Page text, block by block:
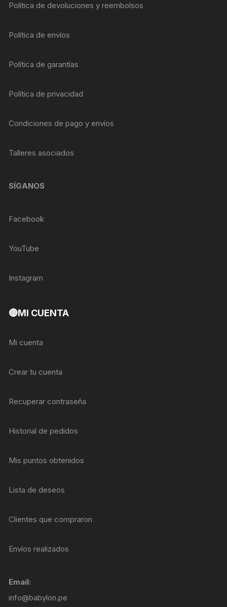
Política de devoluciones y reembolsos
Política de envíos
Política de garantías
Política de privacidad
Condiciones de pago y envíos
Talleres asociados
SÍGANOS
Facebook
YouTube
Instagram
🔴MI CUENTA
Mi cuenta
Crear tu cuenta
Recuperar contraseña
Historial de pedidos
Mis puntos obtenidos
Lista de deseos
Clientes que compraron
Envíos realizados
Email:
info@babylon.pe